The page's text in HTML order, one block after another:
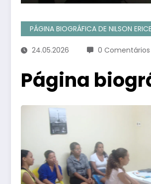
PÁGINA BIOGRÁFICA DE NILSON
24.05.2026 0 Comentários
Página